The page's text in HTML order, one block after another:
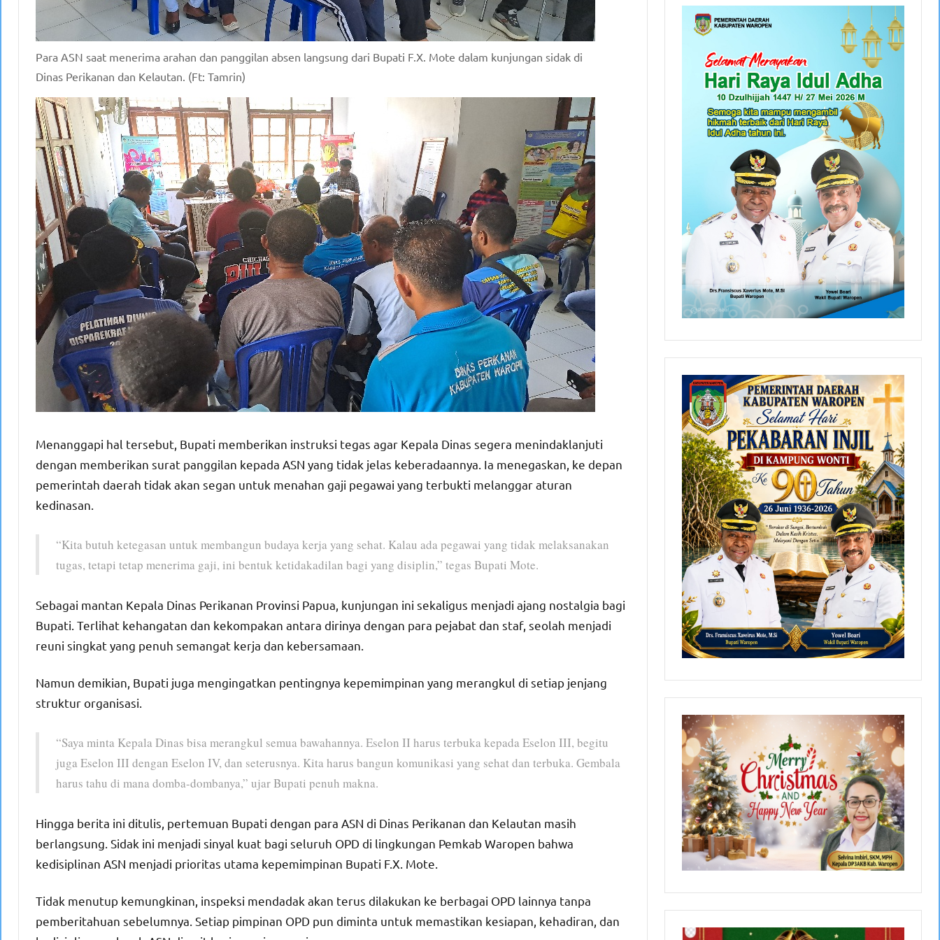
Para ASN saat menerima arahan dan panggilan absen langsung dari Bupati F.X. Mote dalam kunjungan sidak di
Dinas Perikanan dan Kelautan. (Ft: Tamrin)
Menanggapi hal tersebut, Bupati memberikan instruksi tegas agar Kepala Dinas segera menindaklanjuti
dengan memberikan surat panggilan kepada ASN yang tidak jelas keberadaannya. Ia menegaskan, ke depan
pemerintah daerah tidak akan segan untuk menahan gaji pegawai yang terbukti melanggar aturan
kedinasan.
“Kita butuh ketegasan untuk membangun budaya kerja yang sehat. Kalau ada pegawai yang tidak melaksanakan
tugas, tetapi tetap menerima gaji, ini bentuk ketidakadilan bagi yang disiplin,” tegas Bupati Mote.
Sebagai mantan Kepala Dinas Perikanan Provinsi Papua, kunjungan ini sekaligus menjadi ajang nostalgia bagi
Bupati. Terlihat kehangatan dan kekompakan antara dirinya dengan para pejabat dan staf, seolah menjadi
reuni singkat yang penuh semangat kerja dan kebersamaan.
Namun demikian, Bupati juga mengingatkan pentingnya kepemimpinan yang merangkul di setiap jenjang
struktur organisasi.
“Saya minta Kepala Dinas bisa merangkul semua bawahannya. Eselon II harus terbuka kepada Eselon III, begitu
juga Eselon III dengan Eselon IV, dan seterusnya. Kita harus bangun komunikasi yang sehat dan terbuka. Gembala
harus tahu di mana domba-dombanya,” ujar Bupati penuh makna.
Hingga berita ini ditulis, pertemuan Bupati dengan para ASN di Dinas Perikanan dan Kelautan masih
berlangsung. Sidak ini menjadi sinyal kuat bagi seluruh OPD di lingkungan Pemkab Waropen bahwa
kedisiplinan ASN menjadi prioritas utama kepemimpinan Bupati F.X. Mote.
Tidak menutup kemungkinan, inspeksi mendadak akan terus dilakukan ke berbagai OPD lainnya tanpa
pemberitahuan sebelumnya. Setiap pimpinan OPD pun diminta untuk memastikan kesiapan, kehadiran, dan